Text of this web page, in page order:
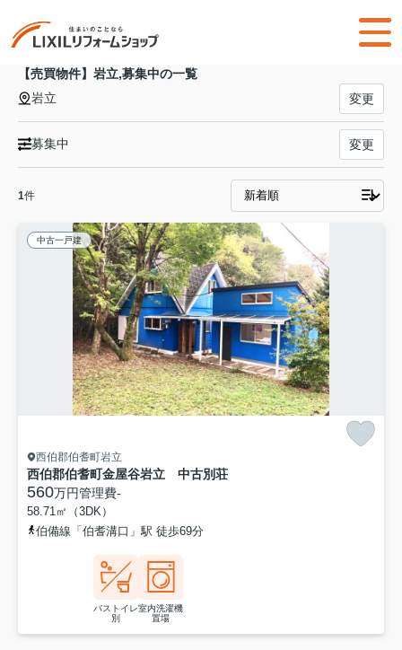
【売買物件】岩立,募集中の一覧
岩立
変更
募集中 変更
1件
中古一戸建
西伯郡伯耆町岩立
西伯郡伯耆町金屋谷岩立 中古別荘
560万円管理費-
58.71㎡（3DK）
伯備線「伯耆溝口」駅 徒歩69分
バストイレ
別
室内洗濯機
置場